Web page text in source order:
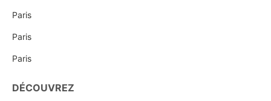
Paris
Paris
Paris
DÉCOUVREZ